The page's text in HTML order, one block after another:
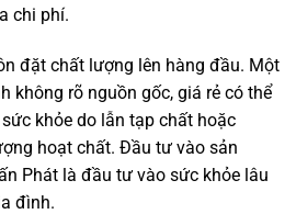
chi phí.
đặt chất lượng lên hàng đầu. Một
không rõ nguồn gốc, giá rẻ có thể
khỏe do lẫn tạp chất hoặc
hoạt chất. Đầu tư vào sản
Phát là đầu tư vào sức khỏe lâu
đình.